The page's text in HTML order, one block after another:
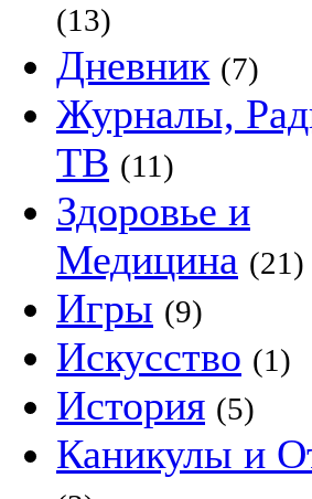
(13)
Дневник (7)
Журналы,
ТВ (11)
Здоровье и
Медицина (21)
Игры (9)
Искусство (1)
История (5)
Каникулы и